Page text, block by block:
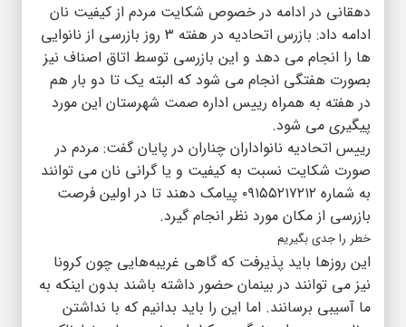
دهقانی در ادامه در خصوص شکایت مردم از کیفیت نان
ادامه داد: بازرس اتحادیه در هفته ۳ روز بازرسی از نانوایی
ها را انجام می دهد و این بازرسی توسط اتاق اصناف نیز
بصورت هفتگی انجام می شود که البته یک تا دو بار هم
در هفته به همراه رییس اداره صمت شهرستان این مورد
پیگیری می شود.
رییس اتحادیه نانواداران چناران در پایان گفت: مردم در
صورت شکایت نسبت به کیفیت و یا گرانی نان می توانند
به شماره ۰۹۱۵۵۲۱۷۲۱۲ پیامک دهند تا در اولین فرصت
بازرسی از مکان مورد نظر انجام گیرد.
خطر را جدی بگیریم
این روزها باید پذیرفت که گاهی غریبه‌هایی چون کرونا
نیز می توانند در بینمان حضور داشته باشند بدون اینکه به
ما آسیبی برسانند. اما این را باید بدانیم که با نداشتن